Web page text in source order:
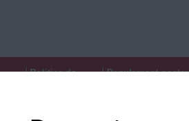
Politica de
Regulament